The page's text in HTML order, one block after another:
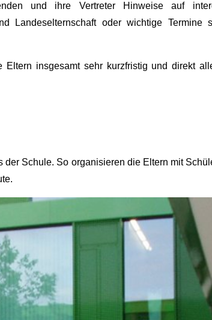
und ihre Vertreter Hinweise auf
Landeselternschaft oder wichtige Termine
insgesamt sehr kurzfristig und direkt
Schule. So organisieren die Eltern mit